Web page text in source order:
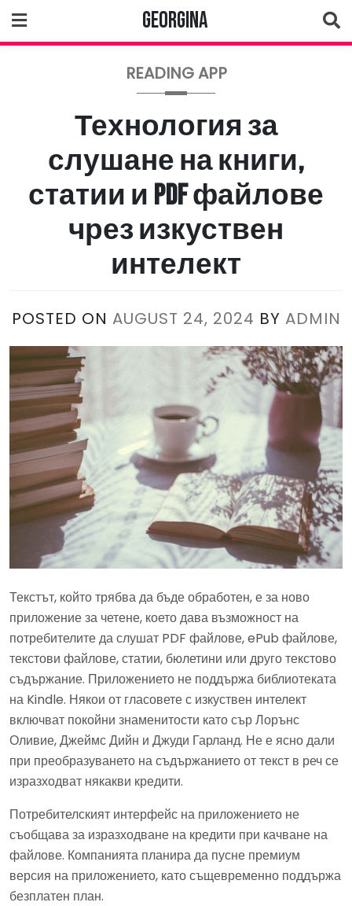
to
content
Georgina
READING APP
Технология за
слушане на книги,
статии и PDF файлове
чрез изкуствен
интелект
POSTED ON AUGUST 24, 2024 BY ADMIN
Текстът, който трябва да бъде обработен, е за ново
приложение за четене, което дава възможност на
потребителите да слушат PDF файлове, ePub файлове,
текстови файлове, статии, бюлетини или друго текстово
съдържание. Приложението не поддържа библиотеката
на Kindle. Някои от гласовете с изкуствен интелект
включват покойни знаменитости като сър Лорънс
Оливие, Джеймс Дийн и Джуди Гарланд. Не е ясно дали
при преобразуването на съдържанието от текст в реч се
изразходват някакви кредити.
Потребителският интерфейс на приложението не
съобщава за изразходване на кредити при качване на
файлове. Компанията планира да пусне премиум
версия на приложението, като същевременно поддържа
безплатен план.